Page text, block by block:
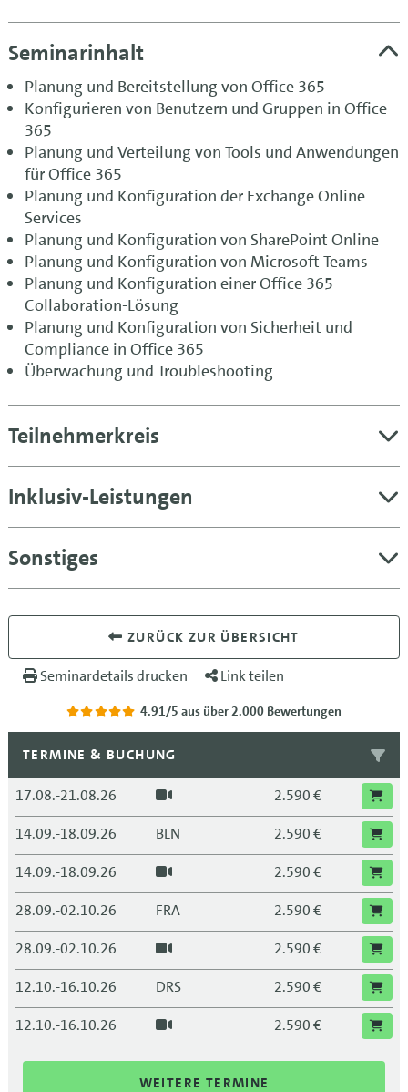
Seminarinhalt
Planung und Bereitstellung von Office 365
Konfigurieren von Benutzern und Gruppen in Office
365
Planung und Verteilung von Tools und Anwendungen
für Office 365
Planung und Konfiguration der Exchange Online
Services
Planung und Konfiguration von SharePoint Online
Planung und Konfiguration von Microsoft Teams
Planung und Konfiguration einer Office 365
Collaboration-Lösung
Planung und Konfiguration von Sicherheit und
Compliance in Office 365
Überwachung und Troubleshooting
Teilnehmerkreis
Inklusiv-Leistungen
Sonstiges
ZURÜCK ZUR ÜBERSICHT
Seminardetails drucken Link teilen
4.91/5 aus über 2.000 Bewertungen
TERMINE & BUCHUNG
17.08.-21.08.26
2.590 €
14.09.-18.09.26
BLN
2.590 €
14.09.-18.09.26
2.590 €
28.09.-02.10.26
FRA
2.590 €
28.09.-02.10.26
2.590 €
12.10.-16.10.26
DRS
2.590 €
12.10.-16.10.26
2.590 €
26.10.-30.10.26
MUC 2.590 €
WEITERE TERMINE